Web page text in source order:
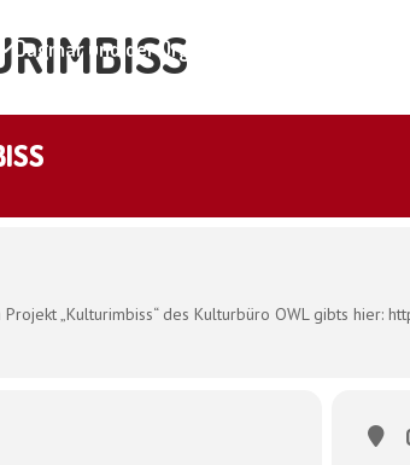
Dagmar und der Organismus
„Kulturimbiss“ des Kulturbüro OWL gibts hier: